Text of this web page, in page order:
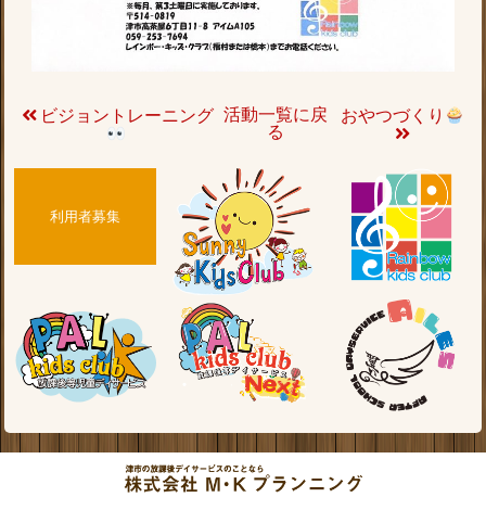
ビジョントレーニング 活動一覧に戻
る
おやつづくり
利用者募集